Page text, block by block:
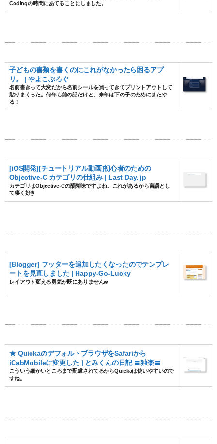
Codingの時間にあてることにしました。
子どもの書類を書くのにこれがなかったら困るアプ
リ。 | やよこぶろぐ
名前書きって大変だから名前シールを買ってきてプリントアウトして
貼りまくった。何年も前の話だけど、来年は下の子のためにまたや
る！
[iOS開発][チュートリアル動画]初心者のための
Objective-C カテゴリの仕組み | Last Day. jp
カテゴリはObjective-Cの醍醐味ですよね。これがあるから言語とし
て凄く好き
[Blogger] フッターを追加したくなったのでテンプレ
ートを見直しました | Happy-Go-Lucky
レイアウト変える勇気が既にありませんw
★ QuickaのデフォルトブラウザをSafariから
iCabMobileに変更した | とみくんの日記 〓独楽〓
こういう細かいところまで配慮されてるからQuickaは使いやすいので
すね。